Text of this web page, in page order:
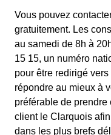
Vous pouvez
gratuitement. Les
au samedi de 8h à
15 15, un numéro
pour être redirigé
répondre au mieux à
préférable de prendre
client le Clarquois
dans les plus brefs